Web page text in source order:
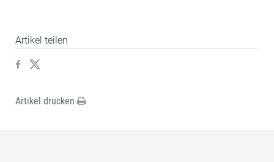
Artikel teilen
Artikel drucken